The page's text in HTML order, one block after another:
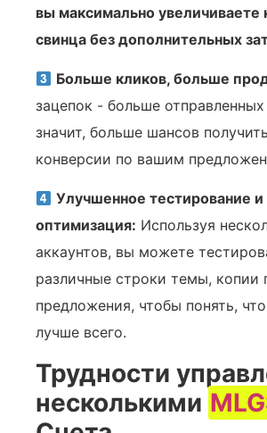
вы максимально увеличиваете
свинца без дополнительных
Больше кликов, больше
зацепок - больше
значит, больше шансов
конверсии по вашим
Улучшенное тестирование и
оптимизация: Используя
аккаунтов, вы можете
различные строки темы, копии
предложения, чтобы понять,
лучше всего.
Трудности
несколькими